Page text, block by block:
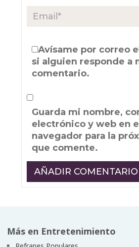
Avísame por correo
si alguien responde a
comentario.
Guarda mi nombre,
electrónico y web en
navegador para la
que comente.
Más en Entretenimiento